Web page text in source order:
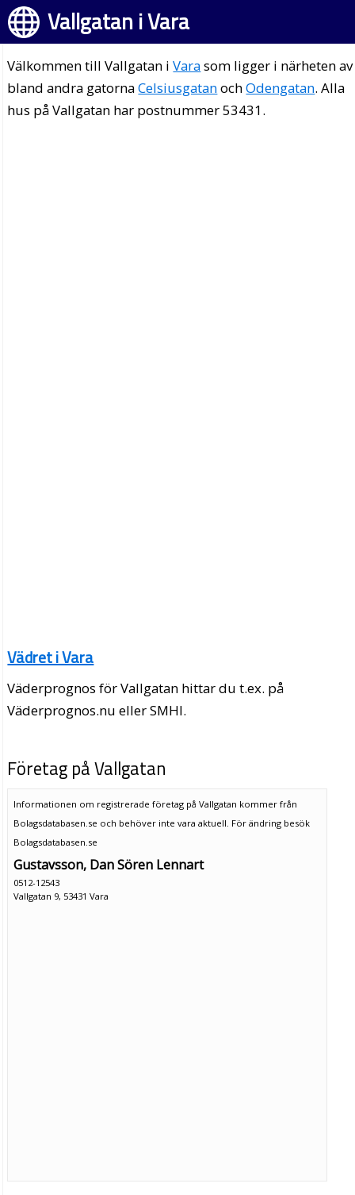
Vallgatan i Vara
Välkommen till Vallgatan iVarasom ligger i närheten av
bland andra gatornaCelsiusgatanochOdengatan. Alla
hus på Vallgatan har postnummer 53431.
Vädret i Vara
Väderprognos för Vallgatan hittar du t.ex. på
Väderprognos.nu eller SMHI.
Företag på Vallgatan
Informationen om registrerade företag på Vallgatan kommer från
Bolagsdatabasen.se och behöver inte vara aktuell. För ändring besök
Bolagsdatabasen.se
Gustavsson, Dan Sören Lennart
0512-12543
Vallgatan 9, 53431 Vara